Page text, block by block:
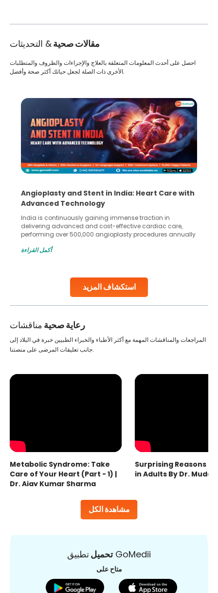
مقالات صحية& التحديثات
استكشاف المزيد
احصل على أحدث المعلومات المتعلقة بالعلاج والإجراءات والظروف والمتطلبات
الأخرى ذات الصلة لجعل حياتك أكثر صحة وأفضل.
Angioplasty and Stent in India: Heart Care with
Advanced Technology
India is continuously gaining immense traction in
delivering advanced and cost-effective cardiac care,
performing over 500,000 angioplasty procedures annually
globe are searching for treatments like angioplasty and
Studies, such as one published
أكمل القراءة
رعاية صحية مناقشات
مشاهدة الكل
المراجعات والمناقشات المهمة مع أكثر الأطباء والخبراء الطبيين خبرة في البلاد إلى
جانب تعليقات المرضى على منصتنا.
Metabolic Syndrome: Take
Care of Your Heart (Part - 1) |
Dr. Ajay Kumar Sharma
Surprising Reasons
in Adults By Dr.
تحميلتطبيق GoMedii
متاح على